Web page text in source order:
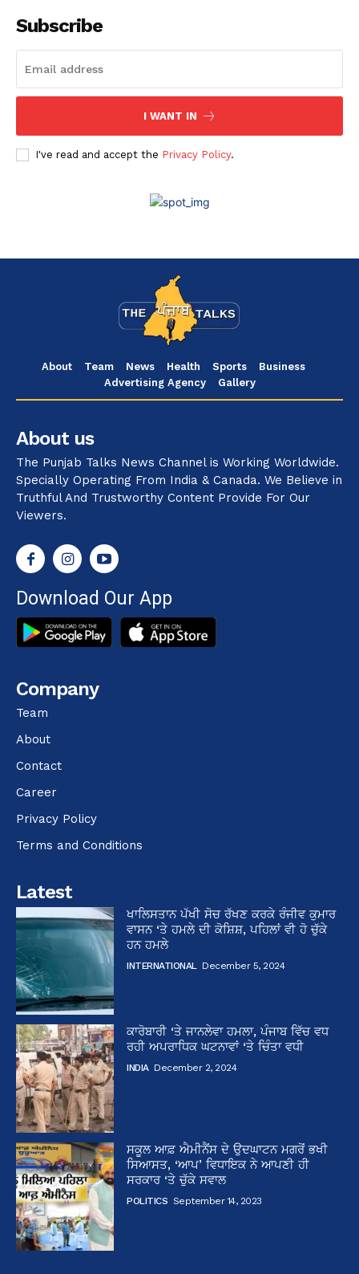
Subscribe
I WANT IN
I've read and accept the Privacy Policy.
About Team News Health Sports
Business
Advertising Agency
Gallery
About us
The Punjab Talks News Channel is Working Worldwide.
Specially Operating From India & Canada. We Believe in
Truthful And Trustworthy Content Provide For Our
Viewers.
Download Our App
Company
Team
About
Contact
Career
Privacy Policy
Terms and Conditions
Latest
ਖਾਲਿਸਤਾਨ ਪੱਖੀ ਸੋਚ ਰੱਖਣ ਕਰਕੇ ਰੰਜੀਵ ਕੁਮਾਰ
ਵਾਸਨ ‘ਤੇ ਹਮਲੇ ਦੀ ਕੋਸ਼ਿਸ਼, ਪਹਿਲਾਂ ਵੀ ਹੋ ਚੁੱਕੇ
ਹਨ ਹਮਲੇ
INTERNATIONAL December 5, 2024
ਕਾਰੋਬਾਰੀ ‘ਤੇ ਜਾਨਲੇਵਾ ਹਮਲਾ, ਪੰਜਾਬ ਵਿੱਚ ਵਧ
ਰਹੀ ਅਪਰਾਧਿਕ ਘਟਨਾਵਾਂ ‘ਤੇ ਚਿੰਤਾ ਵਧੀ
INDIA December 2, 2024
ਸਕੂਲ ਆਫ਼ ਐਮੀਨੈਂਸ ਦੇ ਉਦਘਾਟਨ ਮਗਰੋਂ ਭਖੀ
ਸਿਆਸਤ, ‘ਆਪ’ ਵਿਧਾਇਕ ਨੇ ਆਪਣੀ ਹੀ
ਸਰਕਾਰ ‘ਤੇ ਚੁੱਕੇ ਸਵਾਲ
POLITICS September 14, 2023